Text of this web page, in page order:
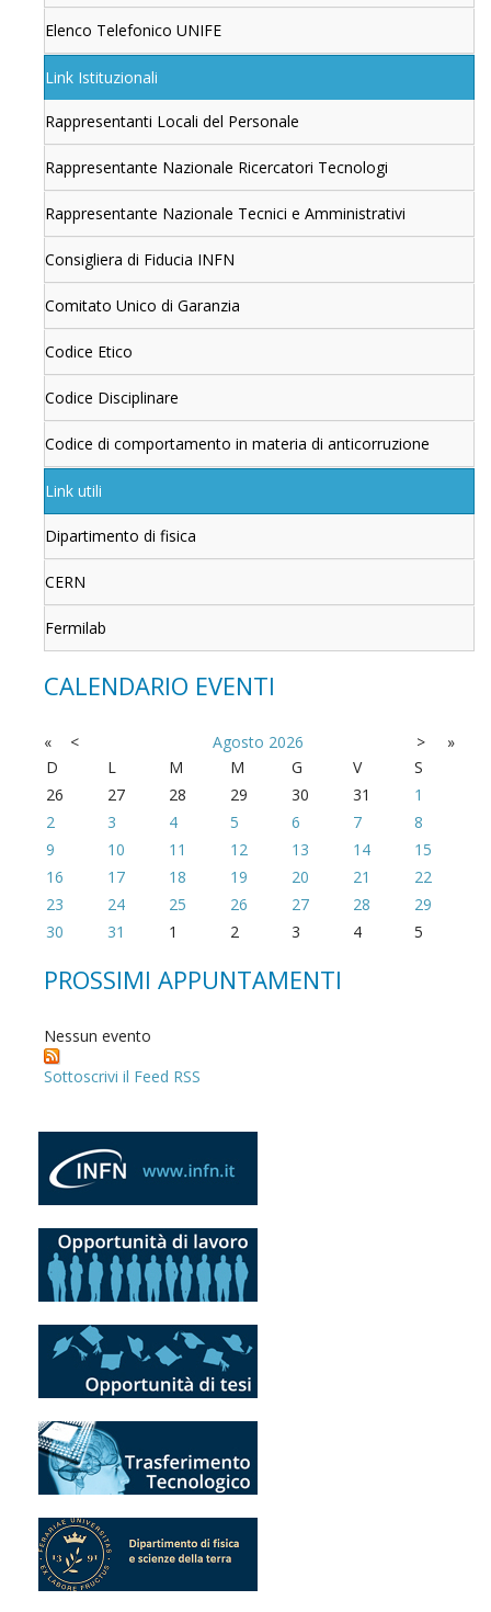
Elenco Telefonico UNIFE
Link Istituzionali
Rappresentanti Locali del Personale
Rappresentante Nazionale Ricercatori Tecnologi
Rappresentante Nazionale Tecnici e Amministrativi
Consigliera di Fiducia INFN
Comitato Unico di Garanzia
Codice Etico
Codice Disciplinare
Codice di comportamento in materia di anticorruzione
Link utili
Dipartimento di fisica
CERN
Fermilab
CALENDARIO EVENTI
« < Agosto 2026 >
»
D
L M M G V
S
26
27 28 29 30 31
1
2
3 4 5 6 7
8
9
10 11 12 13 14
15
16
17 18 19 20 21
22
23
24 25 26 27 28
29
30
31 1 2 3 4 5
PROSSIMI APPUNTAMENTI
Nessun evento
Sottoscrivi il Feed RSS